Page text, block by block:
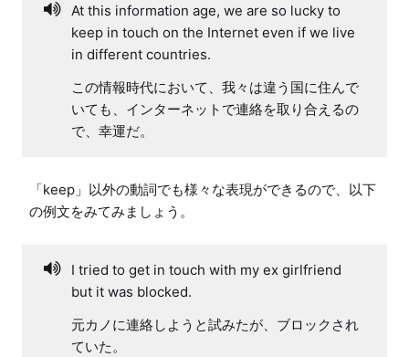
At this information age, we are so lucky to
keep in touch on the Internet even if we live
in different countries.
この情報時代において、我々は違う国に住んで
いても、インターネットで連絡を取り合えるの
で、幸運だ。
「keep」以外の動詞でも様々な表現ができるので、以下
の例文をみてみましょう。
I tried to get in touch with my ex girlfriend
but it was blocked.
元カノに連絡しようと試みたが、ブロックされ
ていた。